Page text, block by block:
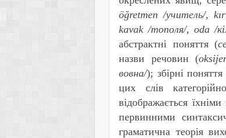
öğretmen /учитель/, kı
kavak /тополя/, oda /
абстрактні поняття (
назви речовин (
вовна/); збірні
цих слів
відображається
первинними
граматична теорія